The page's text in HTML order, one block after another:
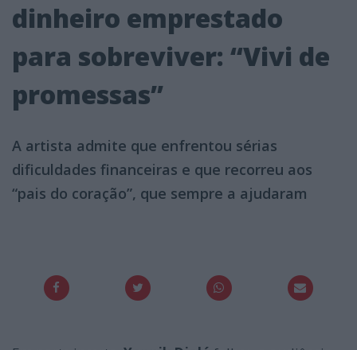
dinheiro emprestado
para sobreviver: “Vivi de
promessas”
A artista admite que enfrentou sérias
dificuldades financeiras e que recorreu aos
“pais do coração”, que sempre a ajudaram